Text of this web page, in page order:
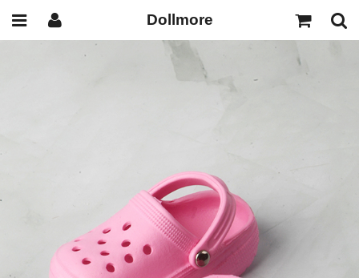
Dollmore